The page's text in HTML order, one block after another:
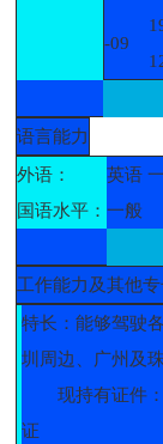
-09
语言能力
外语：
英语
国语水平：一般
工作能力及其他专
特长：能够驾驶
圳周边、广州及
现持有证件
证